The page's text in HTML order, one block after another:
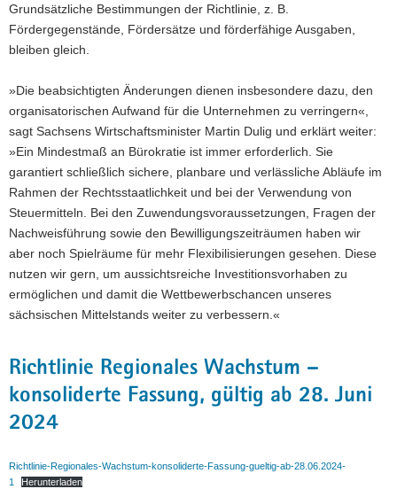
Grundsätzliche Bestimmungen der Richtlinie, z. B.
Fördergegenstände, Fördersätze und förderfähige Ausgaben,
bleiben gleich.
»Die beabsichtigten Änderungen dienen insbesondere dazu, den
organisatorischen Aufwand für die Unternehmen zu verringern«,
sagt Sachsens Wirtschaftsminister Martin Dulig und erklärt weiter:
»Ein Mindestmaß an Bürokratie ist immer erforderlich. Sie
garantiert schließlich sichere, planbare und verlässliche Abläufe im
Rahmen der Rechtsstaatlichkeit und bei der Verwendung von
Steuermitteln. Bei den Zuwendungsvoraussetzungen, Fragen der
Nachweisführung sowie den Bewilligungszeiträumen haben wir
aber noch Spielräume für mehr Flexibilisierungen gesehen. Diese
nutzen wir gern, um aussichtsreiche Investitionsvorhaben zu
ermöglichen und damit die Wettbewerbschancen unseres
sächsischen Mittelstands weiter zu verbessern.«
Richtlinie Regionales Wachstum –
konsoliderte Fassung, gültig ab 28. Juni
2024
Richtlinie-Regionales-Wachstum-konsoliderte-Fassung-gueltig-ab-28.06.2024-
1
Herunterladen